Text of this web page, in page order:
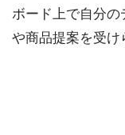
ボード上で自分の
や商品提案を受け